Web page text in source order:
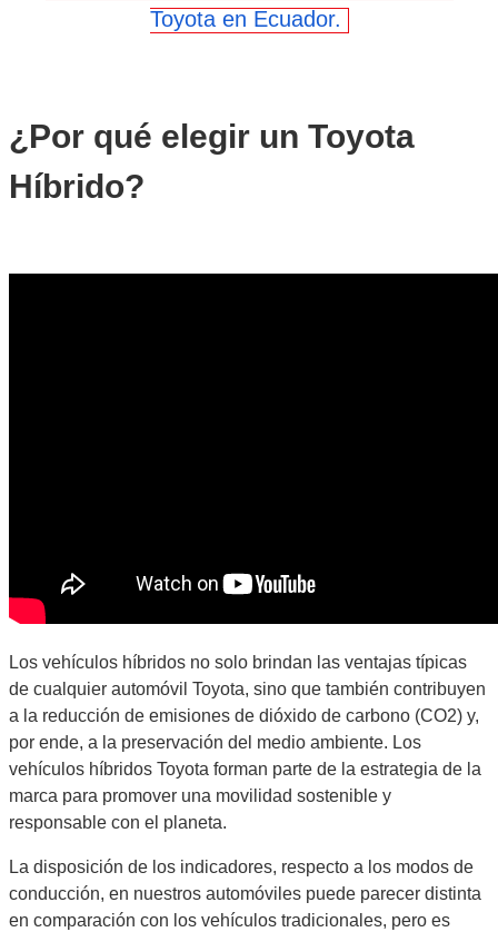
Toyota en Ecuador.
¿Por qué elegir un Toyota
Híbrido?
Los vehículos híbridos no solo brindan las ventajas típicas
de cualquier automóvil Toyota, sino que también contribuyen
a la reducción de emisiones de dióxido de carbono (CO2) y,
por ende, a la preservación del medio ambiente. Los
vehículos híbridos Toyota forman parte de la estrategia de la
marca para promover una movilidad sostenible y
responsable con el planeta.
La disposición de los indicadores, respecto a los modos de
conducción, en nuestros automóviles puede parecer distinta
en comparación con los vehículos tradicionales, pero es